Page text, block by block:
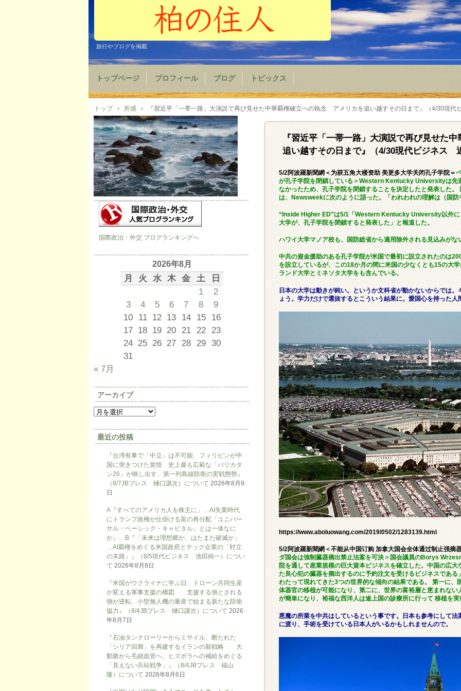
旅行やブログを掲載
トップページ プロフィール ブログ トピックス
トップ › 所感 › 『習近平「一帯一路」大演説で再び見せた中華覇権確立への執念 アメリカを追い越すその日まで』（4/30現
『習近平「一帯一路」大演説で再び見せた
追い越すその日まで』（4/30現代ビジネス
5/2阿波羅新聞網＜为获五角大楼资助 美更多大学关闭孔子学院＝
が孔子学院を閉鎖している＞Western Kentucky Universityは先
なかったため、孔子学院を閉鎖することを決定したと発表した
は、Newsweekに次のように語った。「われわれの理解は（国
“Inside Higher ED”は5/1「Western Kentucky University以外に
大学が、孔子学院を閉鎖すると発表した」と報道した。
ハワイ大学マノア校も、国防総省から適用除外される見込みがな
中共の資金援助のある孔子学院が米国で最初に設立されたのは
を設立しているが、この18か月の間に米国の少なくとも15の大
ランド大学とミネソタ大学をも含んでいる。
日本の大学は動きが鈍い。というか文科省が動かないからでは
ょう。学力だけで選抜するとこういう結果に。愛国心を持った人
https://www.aboluowang.com/2019/0502/1283139.html
5/2阿波羅新聞網＜不能从中国订购 加拿大国会全体通过制止强摘
ダ国会は強制臓器摘出禁止法案を可決＞国会議員のBorys
院を通して産業規模の巨大資本ビジネスを確立した。中国の広
た良心犯の臓器を摘出するのに予約注文を受けるビジネスであ
わたって現れてきた3つの世界的な傾向の結果である。 第一に、
体器官の移植が可能になり、第二に、世界の富裕層と恵まれな
が簡単になり、裕福な西洋人は途上国の診療所に行って 移植を
悪魔の所業を中共はしているという事です。日本も参考にして
に渡り、手術を受けている日本人がいるかもしれませんので。
国際政治・外交 ブログランキングへ
2026年8月
月 火 水 木 金 土
日
1
2
3
4 5 6 7 8
9
10 11 12 13 14 15
16
17 18 19 20 21 22
23
24 25 26 27 28 29 30
31
« 7月
アーカイブ
最近の投稿
『台湾有事で「中立」は不可能、フィリピンが中
国に突きつけた覚悟 史上最も広範な「バリカタ
ン26」が映し出す、第一列島線防衛の実戦態勢』
（8/7JBプレス 樋口譲次）について 2026年8月9
日
A『すべてのアメリカ人を株主に」…AI失業時代
にトランプ政権が仕掛ける富の再分配「ユニバー
サル・ベーシック・キャピタル」とは一体なに
か』、B『「未来は理想郷か、はたまた破滅か」
…AI覇権をめぐる米国政府とテック企業の「対立
の末路」』（8/5現代ビジネス 池田純一）につい
て 2026年8月8日
『米国がウクライナに学ぶ日、ドローン共同生産
が変える軍事支援の構図 支援する側とされる
側が逆転、小型無人機の量産で始まる新たな防衛
協力』（8/4JBプレス 樋口譲次）について 2026
年8月7日
『石油タンクローリーからミサイル、断たれた
「シリア回廊」を再建するイランの新戦略 大
動脈から毛細血管へ、ヒズボラへの補給をめぐる
「見えない兵站戦争」』（8/4JBプレス 福山
隆）について 2026年8月6日